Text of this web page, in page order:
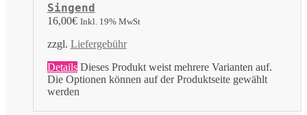
Singend
16,00€ Inkl. 19% MwSt
zzgl. Liefergebühr
Details Dieses Produkt weist mehrere Varianten auf.
Die Optionen können auf der Produktseite gewählt
werden